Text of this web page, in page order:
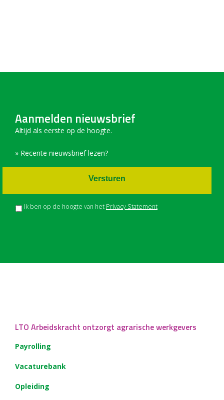
Aanmelden nieuwsbrief
Altijd als eerste op de hoogte.
» Recente nieuwsbrief lezen?
Ik ben op de hoogte van het Privacy Statement
Versturen
LTO Arbeidskracht ontzorgt agrarische werkgevers
Payrolling
Vacaturebank
Opleiding